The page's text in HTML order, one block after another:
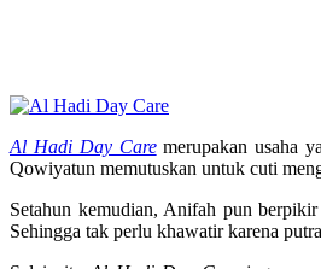
Al Hadi Day Caremerupakan usaha
Qowiyatun memutuskan untuk cuti
Setahun kemudian, Anifah pun
Sehingga tak perlu khawatir karena